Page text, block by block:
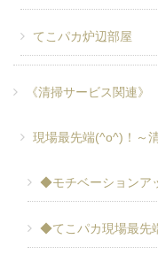
てこパカ炉辺部屋
《清掃サービス関連》
現場最先端(^o^)！～
◆モチベーションア
◆てこパカ現場最先